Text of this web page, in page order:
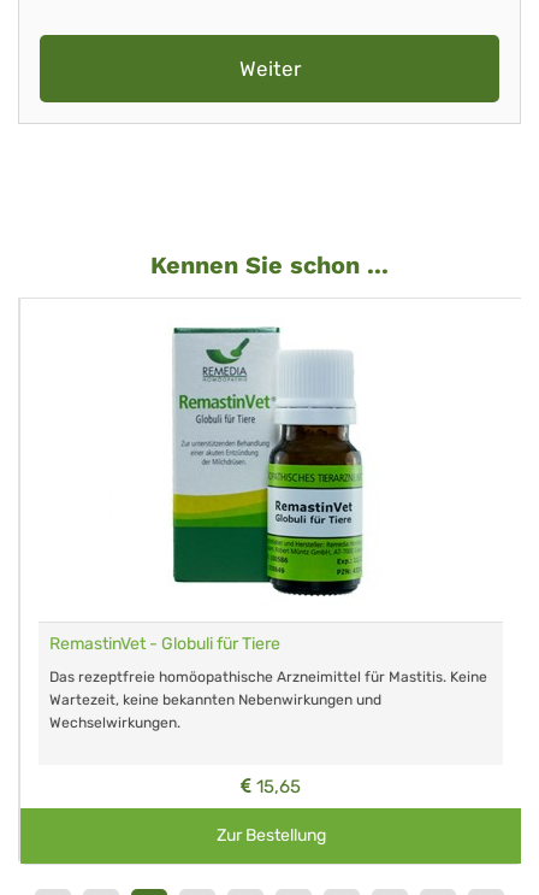
Weiter
Kennen Sie schon ...
RemastinVet - Globuli für Tiere
Das rezeptfreie homöopathische Arzneimittel für Mastitis. Keine
Wartezeit, keine bekannten Nebenwirkungen und
Wechselwirkungen.
15,65
Zur Bestellung